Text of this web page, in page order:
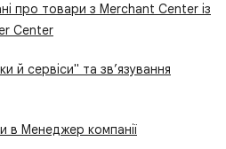
про товари з Merchant Center із
Center
й сервіси" та зв’язування
в Менеджер компанії